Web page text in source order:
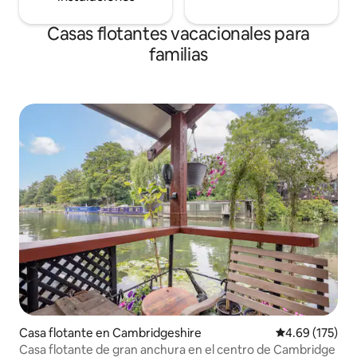
Casas flotantes vacacionales para
familias
Casa flotante en Cambridgeshire Calificación
4.69 (175)
Casa flotante de gran anchura en el centro de Cambridge